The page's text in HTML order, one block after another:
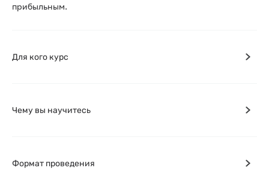
прибыльным.
Для кого курс
Чему вы научитесь
Формат проведения